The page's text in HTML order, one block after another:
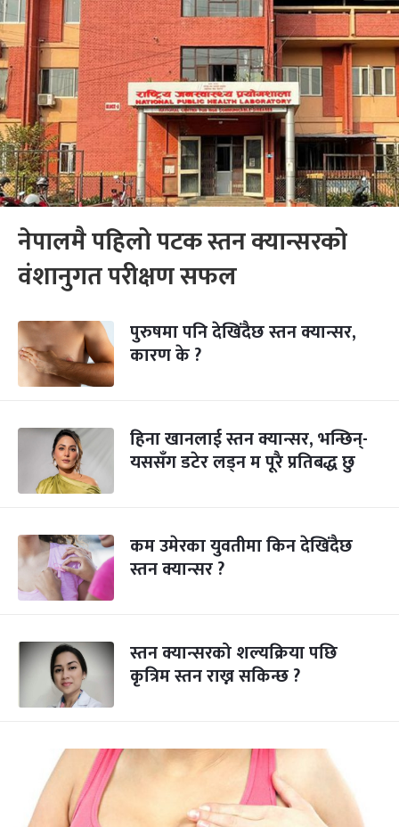
नेपालमै पहिलो पटक स्तन क्यान्सरको
वंशानुगत परीक्षण सफल
पुरुषमा पनि देखिंदैछ स्तन क्यान्सर,
कारण के ?
हिना खानलाई स्तन क्यान्सर, भन्छिन्-
यससँग डटेर लड्न म पूरै प्रतिबद्ध छु
कम उमेरका युवतीमा किन देखिंदैछ
स्तन क्यान्सर ?
स्तन क्यान्सरको शल्यक्रिया पछि
कृत्रिम स्तन राख्न सकिन्छ ?